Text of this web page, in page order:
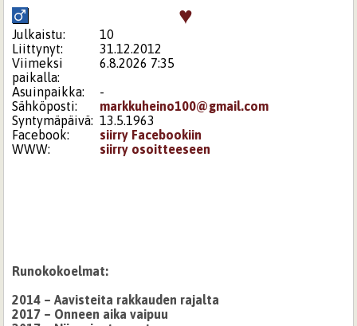
♥
Julkaistu:
10
Liittynyt:
31.12.2012
Viimeksi
paikalla:
6.8.2026 7:35
Asuinpaikka:
-
Sähköposti:
markkuheino100@gmail.com
Syntymäpäivä: 13.5.1963
Facebook:
siirry Facebookiin
WWW:
siirry osoitteeseen
Runokokoelmat:
2014 – Aavisteita rakkauden rajalta
2017 – Onneen aika vaipuu